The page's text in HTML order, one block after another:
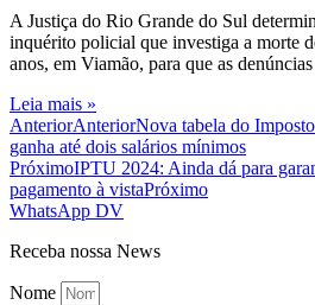
A Justiça do Rio Grande do Sul
inquérito policial que investiga a morte
anos, em Viamão, para que as
Leia mais »
AnteriorAnteriorNova tabela do
ganha até dois salários mínimos
PróximoIPTU 2024: Ainda dá para
pagamento à vistaPróximo
WhatsApp DV
Receba nossa News
Nome